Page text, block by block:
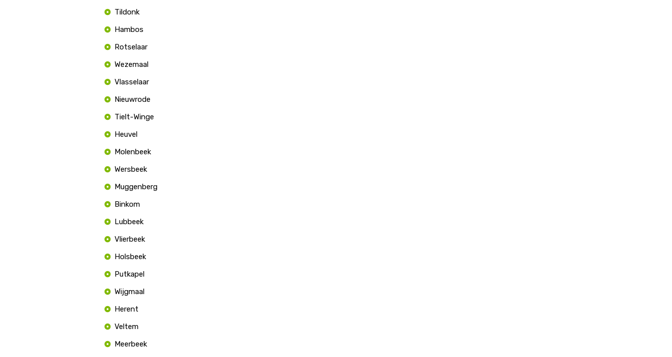
Tildonk
Hambos
Rotselaar
Wezemaal
Vlasselaar
Nieuwrode
Tielt-Winge
Heuvel
Molenbeek
Wersbeek
Muggenberg
Binkom
Lubbeek
Vlierbeek
Holsbeek
Putkapel
Wijgmaal
Herent
Veltem
Meerbeek